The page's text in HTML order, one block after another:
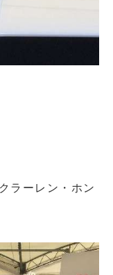
ラーレン・ホン